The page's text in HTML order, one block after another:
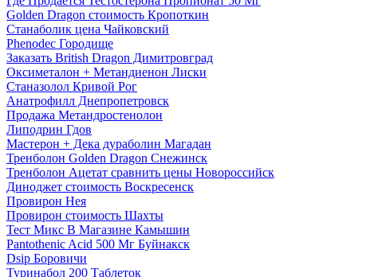
Golden Dragon стоимость Кропоткин
Станаболик цена Чайковский
Phenodec Городище
Заказать British Dragon Димитровград
Оксиметалон + Метандиенон Лиски
Станазолол Кривой Рог
Анатрофилл Днепропетровск
Продажа Метандростенолон
Липодрин Гдов
Мастерон + Дека дураболин Магадан
Тренболон Golden Dragon Снежинск
Тренболон Ацетат сравнить цены Новороссийск
Диноджет стоимость Воскресенск
Провирон Нея
Провирон стоимость Шахты
Тест Микс В Магазине Камышин
Pantothenic Acid 500 Мг Буйнакск
Dsip Боровичи
Туринабол 200 Таблеток